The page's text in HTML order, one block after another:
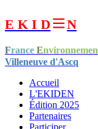
E K I D N
France E
Villeneuve d'Ascq
Accueil
L'EKIDEN
Édition 2025
Partenaires
Participer